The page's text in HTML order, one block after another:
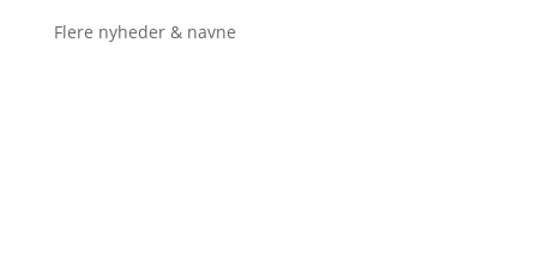
Flere nyheder & navne